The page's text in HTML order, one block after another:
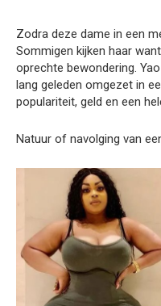
Zodra deze dame in een
Sommigen kijken haar
oprechte bewondering.
lang geleden omgezet in
populariteit, geld en een
Natuur of navolging van